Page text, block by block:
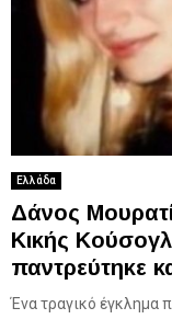
Ελλάδα
Δάνος
Κικής
παντρεύτηκε
Ένα τραγικό έγκλημα